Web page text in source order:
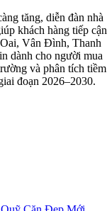
tăng, diễn đàn nhà
khách hàng tiếp cận
Vân Đình, Thanh
dành cho người mua
và phân tích tiềm
đoạn 2026–2030.